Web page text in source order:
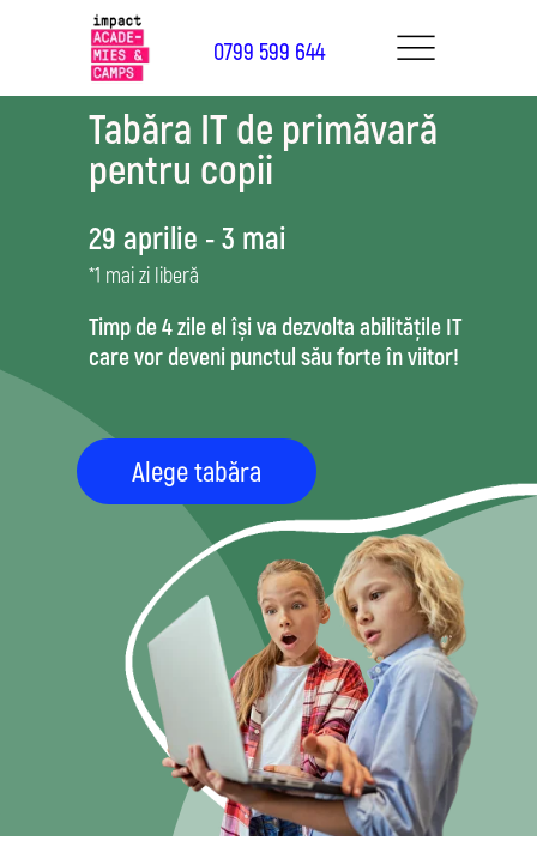
0799 599 644
Timp de 4 zile el își va dezvolta abilitățile IT
care vor deveni punctul său forte în viitor!
Tabăra IT de primăvară
pentru copii
29 aprilie - 3 mai
Alege tabăra
*1 mai zi liberă